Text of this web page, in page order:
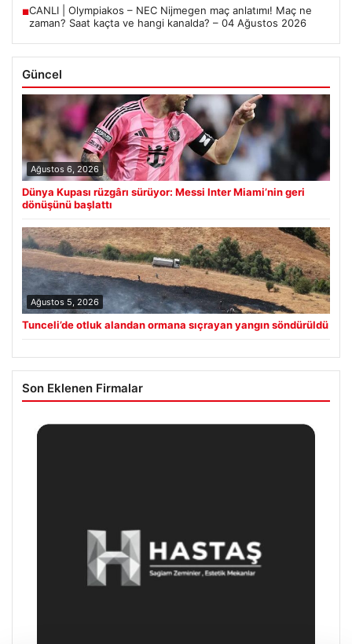
■CANLI | Olympiakos – NEC Nijmegen maç anlatımı! Maç ne
zaman? Saat kaçta ve hangi kanalda? – 04 Ağustos 2026
Güncel
Ağustos 6, 2026
Dünya Kupası rüzgârı sürüyor: Messi Inter Miami’nin geri
dönüşünü başlattı
Ağustos 5, 2026
Tunceli’de otluk alandan ormana sıçrayan yangın söndürüldü
Son Eklenen Firmalar